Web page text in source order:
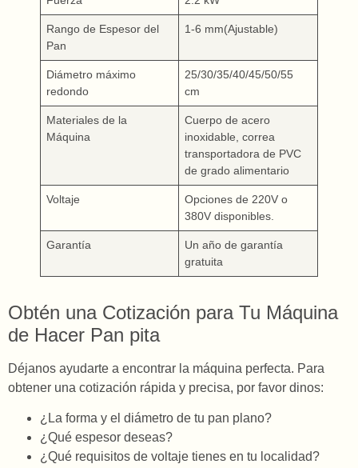
Rango de Espesor del
Pan
1-6 mm(Ajustable)
Diámetro máximo
redondo
25/30/35/40/45/50/55
cm
Materiales de la
Máquina
Cuerpo de acero
inoxidable, correa
transportadora de PVC
de grado alimentario
Voltaje
Opciones de 220V o
380V disponibles.
Garantía
Un año de garantía
gratuita
Obtén una Cotización para Tu Máquina
de Hacer Pan pita
Déjanos ayudarte a encontrar la máquina perfecta. Para
obtener una cotización rápida y precisa, por favor dinos:
¿La forma y el diámetro de tu pan plano?
¿Qué espesor deseas?
¿Qué requisitos de voltaje tienes en tu localidad?